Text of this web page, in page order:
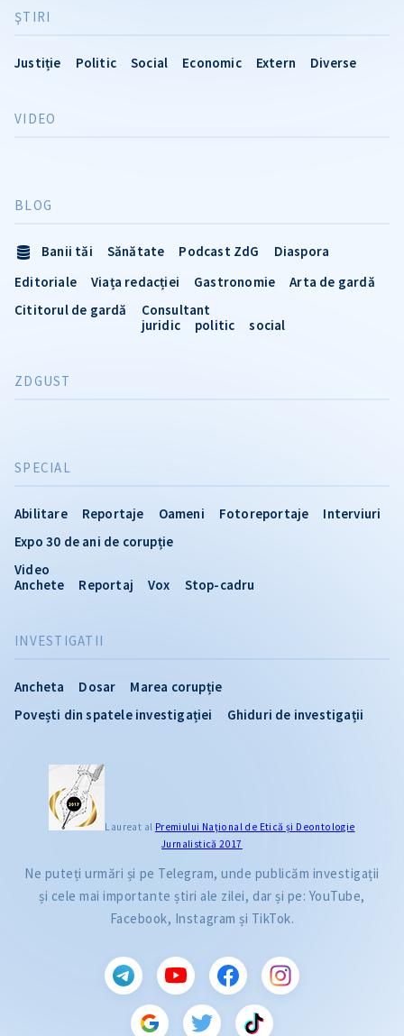
ŞTIRI
Justiție Politic Social Economic Extern Diverse
INVESTIGATII
Ancheta Dosar
Marea corupție
Povești din spatele investigației
Ghiduri de investigații
VIDEO
SPECIAL
Abilitare Reportaje Oameni Fotoreportaje
Interviuri
Expo 30 de ani de corupție
Video
Anchete
Reportaj Vox Stop-cadru
BLOG
Banii tăi Sănătate Podcast ZdG
Diaspora
Editoriale
Viața redacției Gastronomie
Arta de gardă
Cititorul de gardă
Consultant
juridic
politic social
ZDGUST
Laureat al Premiului Naţional de Etică și Deontologie
Jurnalistică 2017
Ne puteți urmări și pe Telegram, unde publicăm investigații
și cele mai importante știri ale zilei, dar și pe: YouTube,
Facebook, Instagram și TikTok.